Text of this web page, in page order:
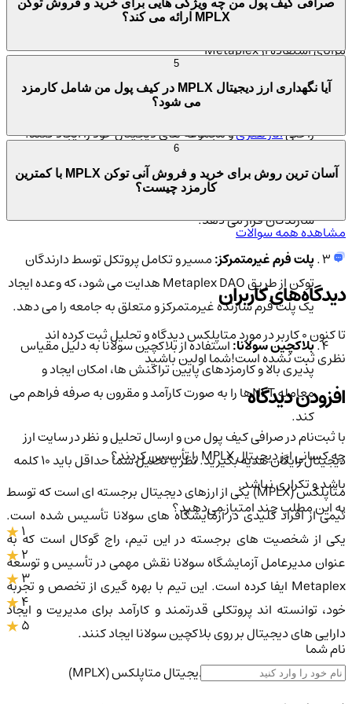
مطالب
مزایای استفاده از Metaplex
توانمندسازی هنرمندان:متاپلکس با ارائه ابزارهای بدون نیاز
به کدنویسی، هنرمندان و سازندگان را توانمند می سازد تا به
راحتیآثار هنریو مجموعه های دیجیتال خود را ایجاد کنند.
ابزارهای توسعه پیشرفته:
پروتکل Metaplex ابزارهای
سازندگان قرار می دهد.
پلت فرم غیرمتمرکز:مسیر و تکامل پروتکل توسط دارندگان
توکن از طریق Metaplex DAO هدایت می شود، که وعده ایجاد
یک پلت فرم سازنده غیرمتمرکز و متعلق به جامعه را می دهد.
بلاکچین سولانا:استفاده از بلاکچین سولانا به دلیل مقیاس
پذیری بالا و کارمزدهای پایین تراکنش ها، امکان ایجاد و
معامله NFTها را به صورت کارآمد و مقرون به صرفه فراهم می
کند.
چه کسانی ارز دیجیتال MPLX را تأسیس کردند؟
متاپلکس (MPLX) یکی از ارزهای دیجیتال برجسته ای است که توسط
تیمی از افراد کلیدی در آزمایشگاه های سولانا تأسیس شده است.
یکی از شخصیت های برجسته در این تیم، راج گوکال است که به
عنوان مدیرعامل آزمایشگاه سولانا نقش مهمی در تأسیس و توسعه
Metaplex ایفا کرده است. این تیم با بهره گیری از تخصص و تجربه
خود، توانسته اند پروتکلی قدرتمند و کارآمد برای مدیریت و ایجاد
دارایی های دیجیتال بر روی بلاکچین سولانا ایجاد کنند.
ویژگی های منحصر به فرد ارز دیجیتال متاپلکس (MPLX)
صرافی کیف پول من چه ویژگی هایی برای خرید و فروش توکن
MPLX ارائه می کند؟
آیا نگهداری ارز دیجیتال MPLX در کیف پول من شامل کارمزد
می شود؟
آسان ترین روش برای خرید و فروش آنی توکن MPLX با کمترین
کارمزد چیست؟
مشاهده همه سوالات
دیدگاه‌های کاربران
تا کنون 0 کاربر در مورد متاپلکسدیدگاه و تحلیل ثبت کرده اند
نظری ثبت نشده است!شما اولین باشید
افزودن دیدگاه
با ثبت‌نام در صرافی کیف پول من و ارسال تحلیل و نظر در سایت ارز
دیجیتال رایگان هدیه بگیرید. نظر یا تحلیل شما حداقل باید ۱۰ کلمه
باشد و تکراری نباشد.
به این مطلب چند امتیاز می‌دهید؟
1
3
4
5
نام شما